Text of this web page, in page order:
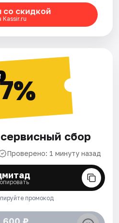
со скидкой
Kassir.ru
сбор
Проверено: 1 минуту назад
промокод